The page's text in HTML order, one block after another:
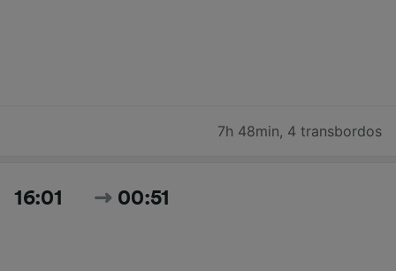
7h 48min, 4 transbordos
16:01 00:51